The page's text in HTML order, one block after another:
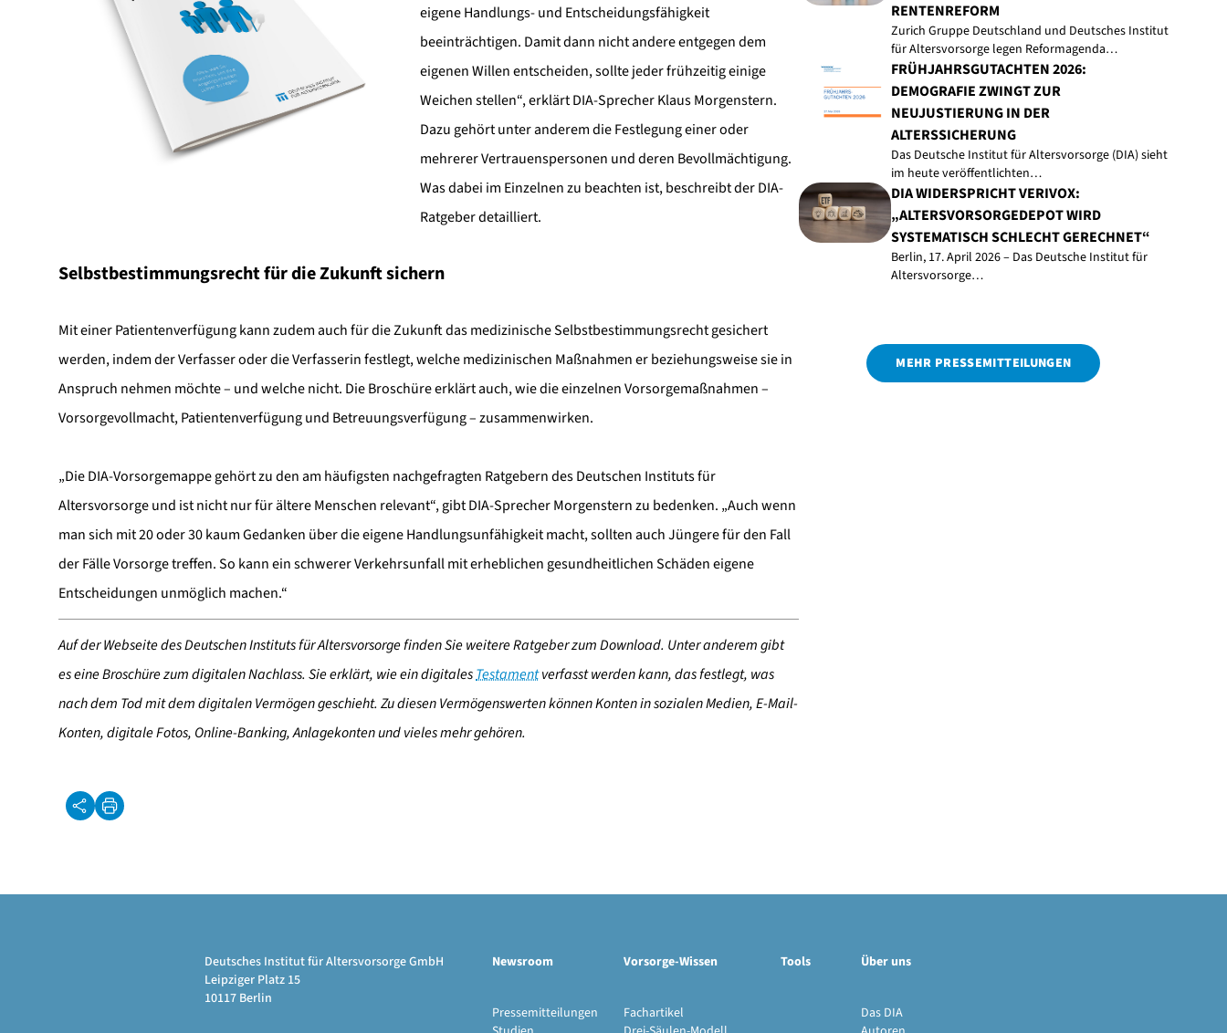
eigene Handlungs- und Entscheidungsfähigkeit
beeinträchtigen. Damit dann nicht andere entgegen dem
eigenen Willen entscheiden, sollte jeder frühzeitig einige
Weichen stellen“, erklärt DIA-Sprecher Klaus Morgenstern.
Dazu gehört unter anderem die Festlegung einer oder
mehrerer Vertrauenspersonen und deren Bevollmächtigung.
Was dabei im Einzelnen zu beachten ist, beschreibt der DIA-
Ratgeber detailliert.
Selbstbestimmungsrecht für die Zukunft sichern
Mit einer Patientenverfügung kann zudem auch für die Zukunft das medizinische Selbstbestimmungsrecht gesichert
werden, indem der Verfasser oder die Verfasserin festlegt, welche medizinischen Maßnahmen er beziehungsweise sie in
Anspruch nehmen möchte – und welche nicht. Die Broschüre erklärt auch, wie die einzelnen Vorsorgemaßnahmen –
Vorsorgevollmacht, Patientenverfügung und Betreuungsverfügung – zusammenwirken.
„Die DIA-Vorsorgemappe gehört zu den am häufigsten nachgefragten Ratgebern des Deutschen Instituts für
Altersvorsorge und ist nicht nur für ältere Menschen relevant“, gibt DIA-Sprecher Morgenstern zu bedenken. „Auch wenn
man sich mit 20 oder 30 kaum Gedanken über die eigene Handlungsunfähigkeit macht, sollten auch Jüngere für den Fall
der Fälle Vorsorge treffen. So kann ein schwerer Verkehrsunfall mit erheblichen gesundheitlichen Schäden eigene
Entscheidungen unmöglich machen.“
Auf der Webseite des Deutschen Instituts für Altersvorsorge finden Sie weitere Ratgeber zum Download. Unter anderem gibt
es eine Broschüre zum digitalen Nachlass. Sie erklärt, wie ein digitalesTestamentverfasst werden kann, das festlegt, was
nach dem Tod mit dem digitalen Vermögen geschieht. Zu diesen Vermögenswerten können Konten in sozialen Medien, E-Mail-
Konten, digitale Fotos, Online-Banking, Anlagekonten und vieles mehr gehören.
RENTENREFORM
Zurich Gruppe Deutschland und Deutsches Institut
für Altersvorsorge legen Reformagenda…
FRÜHJAHRSGUTACHTEN 2026:
DEMOGRAFIE ZWINGT ZUR
NEUJUSTIERUNG IN DER
ALTERSSICHERUNG
Das Deutsche Institut für Altersvorsorge (DIA) sieht
im heute veröffentlichten…
DIA WIDERSPRICHT VERIVOX:
„ALTERSVORSORGEDEPOT WIRD
SYSTEMATISCH SCHLECHT GERECHNET“
Berlin, 17. April 2026 – Das Deutsche Institut für
Altersvorsorge…
MEHR PRESSEMITTEILUNGEN
Deutsches Institut für Altersvorsorge GmbH
Leipziger Platz 15
10117 Berlin
Newsroom
Pressemitteilungen
Vorsorge-Wissen
Fachartikel
Tools Über uns
Das DIA